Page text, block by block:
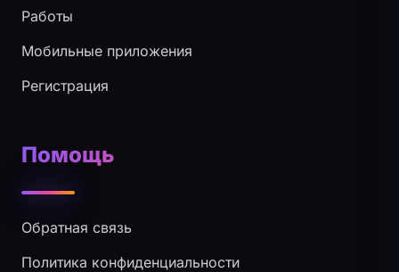
Работы
Мобильные приложения
Регистрация
Помощь
Обратная связь
Политика конфиденциальности